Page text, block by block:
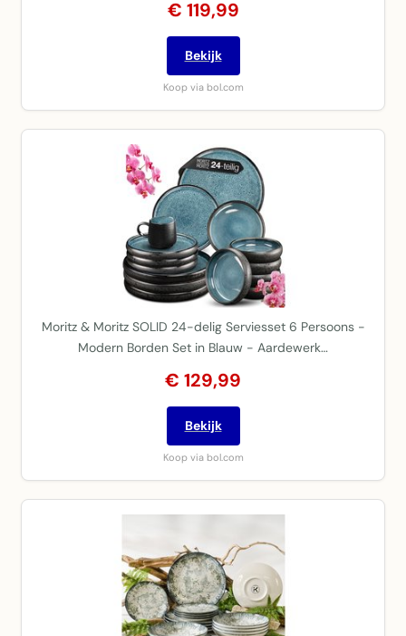
€ 119,99
Bekijk
Koop via bol.com
Moritz & Moritz SOLID 24-delig Serviesset 6 Persoons -
Modern Borden Set in Blauw - Aardewerk…
€ 129,99
Bekijk
Koop via bol.com